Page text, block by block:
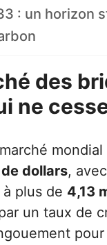
: un horizon
des
ne
dollars,
plus de 4,13
un taux de